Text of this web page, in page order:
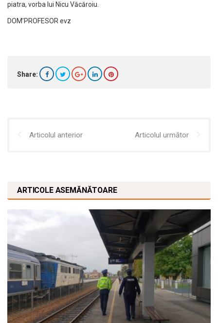
piatra, vorba lui Nicu Văcăroiu.
DOM’PROFESOR evz
Share:
Articolul anterior Articolul următor
ARTICOLE ASEMĂNĂTOARE